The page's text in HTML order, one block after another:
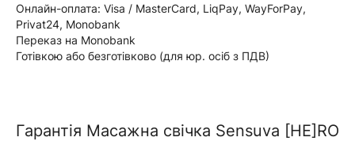
Онлайн-оплата: Visa / MasterCard, LiqPay, WayForPay,
Privat24, Monobank
Переказ на Monobank
Готівкою або безготівково (для юр. осіб з ПДВ)
Гарантія Масажна свічка Sensuva [HE]RO